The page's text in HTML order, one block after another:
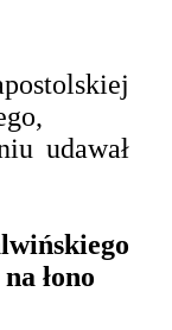
udawał
łono